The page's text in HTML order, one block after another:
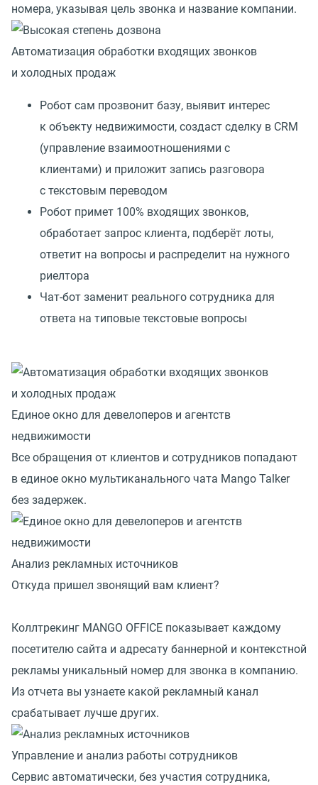
номера, указывая цель звонка и название компании.
Автоматизация обработки входящих звонков
и холодных продаж
Робот сам прозвонит базу, выявит интерес
к объекту недвижимости, создаст сделку в CRM
(управление взаимоотношениями с
клиентами) и приложит запись разговора
с текстовым переводом
Робот примет 100% входящих звонков,
обработает запрос клиента, подберёт лоты,
ответит на вопросы и распределит на нужного
риелтора
Чат-бот заменит реального сотрудника для
ответа на типовые текстовые вопросы
Единое окно для девелоперов и агентств
недвижимости
Все обращения от клиентов и сотрудников попадают
в единое окно мультиканального чата Mango Talker
без задержек.
Анализ рекламных источников
Откуда пришел звонящий вам клиент?
Коллтрекинг MANGO OFFICE показывает каждому
посетителю сайта и адресату баннерной и контекстной
рекламы уникальный номер для звонка в компанию.
Из отчета вы узнаете какой рекламный канал
срабатывает лучше других.
Управление и анализ работы сотрудников
Сервис автоматически, без участия сотрудника,